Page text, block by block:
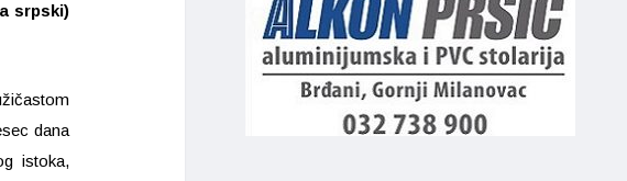
srpski)
dana
istoka,